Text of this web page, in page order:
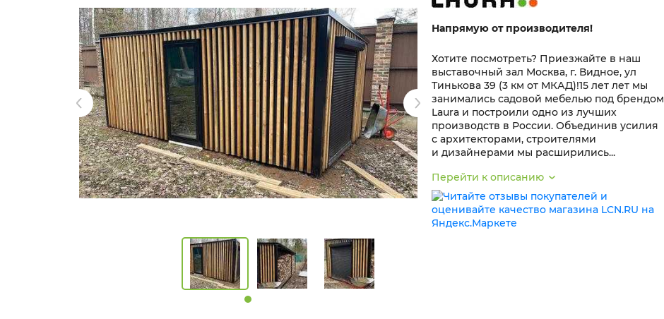
Напрямую от производителя!
Хотите посмотреть? Приезжайте в наш
выставочный зал Москва, г. Видное, ул
Тинькова 39 (3 км от МКАД)!15 лет лет мы
занимались садовой мебелью под брендом
Laura и построили одно из лучших
производств в России. Объединив усилия
с архитекторами, строителями
и дизайнерами мы расширились...
Перейти к описанию